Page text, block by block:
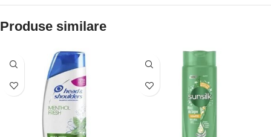
Produse similare